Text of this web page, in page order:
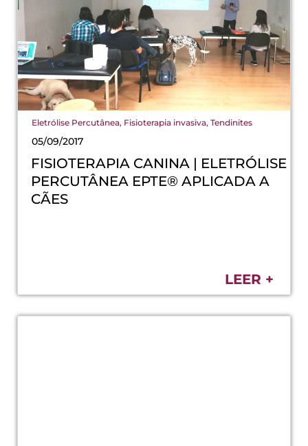
Eletrólise Percutânea, Fisioterapia invasiva, Tendinites
05/09/2017
FISIOTERAPIA CANINA | ELETRÓLISE
PERCUTÂNEA EPTE® APLICADA A
CÃES
LEER +